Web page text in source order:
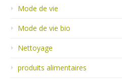
Mode de vie
Mode de vie bio
Nettoyage
produits alimentaires